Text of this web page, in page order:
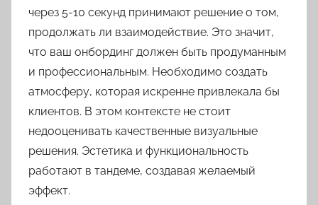
через 5-10 секунд принимают решение о том,
продолжать ли взаимодействие. Это значит,
что ваш онбординг должен быть продуманным
и профессиональным. Необходимо создать
атмосферу, которая искренне привлекала бы
клиентов. В этом контексте не стоит
недооценивать качественные визуальные
решения. Эстетика и функциональность
работают в тандеме, создавая желаемый
эффект.